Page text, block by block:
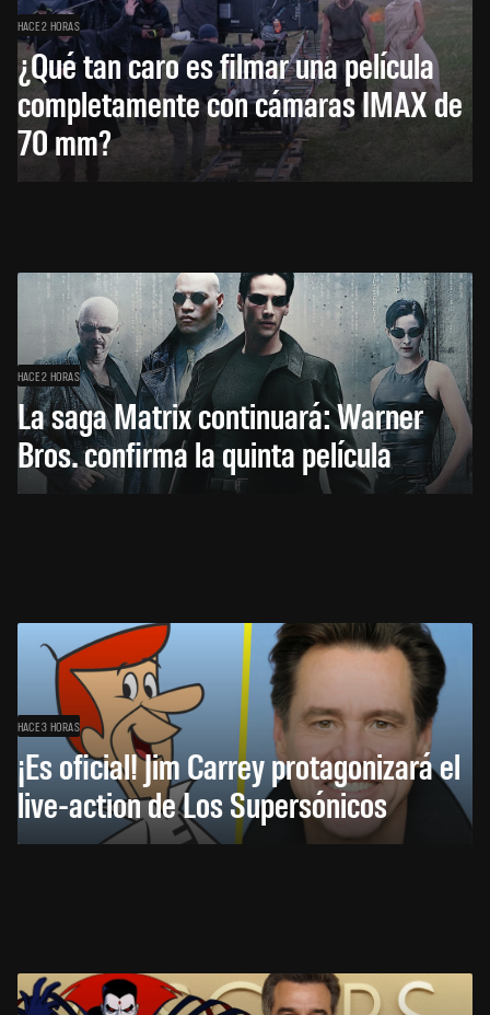
HACE 2 HORAS
¿Qué tan caro es filmar una película
completamente con cámaras IMAX de
70 mm?
HACE 2 HORAS
La saga Matrix continuará: Warner
Bros. confirma la quinta película
HACE 3 HORAS
¡Es oficial! Jim Carrey protagonizará el
live-action de Los Supersónicos